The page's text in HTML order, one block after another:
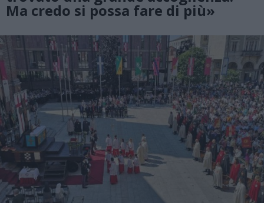
Ma credo si possa fare di più»